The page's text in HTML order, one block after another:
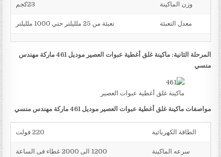
وزن الماكينة
معدل التعبئة تعبئة من 25 ملليلتر حتي 1000 ملليلتر
المرحلة الثانية: ماكينة غلق أغطية عبوات العصير موديل 461 ماركة مهندس
منسي
ماكينة غلق أغطية عبوات العصير
مواصفات ماكينة غلق أغطية عبوات العصير موديل 461 ماركة مهندس منسي
الطاقة الكهربائية 220 فولت
سرعه الماكينة 1200 الى 2000 غطاء فى الساعة